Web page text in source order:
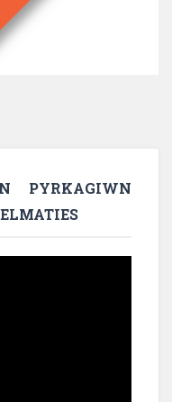
PYRKAGIWN